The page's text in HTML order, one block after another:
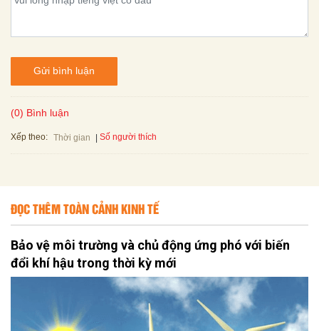
Gửi bình luận
(0) Bình luận
Xếp theo: Thời gian Số người thích
ĐỌC THÊM TOÀN CẢNH KINH TẾ
Bảo vệ môi trường và chủ động ứng phó với biến
đổi khí hậu trong thời kỳ mới